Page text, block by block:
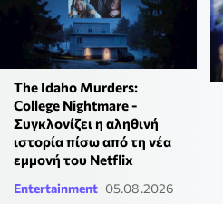
The Idaho Murders:
College Nightmare -
Συγκλονίζει η αληθινή
ιστορία πίσω από τη νέα
εμμονή του Netflix
Entertainment 05.08.2026